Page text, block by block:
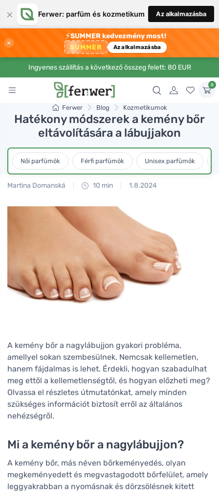
× Ferwer: parfüm és kozmetikum Az alkalmazásba
×
⚡SUMMER kedvezmény most!
SUMMER Az alkalmazásba
Ingyenes szállítás a következő összeg felett: 80 EUR
0
Ferwer Blog Kozmetikumok
Hatékony módszerek a kemény bőr
eltávolítására a lábujjakon
Női parfümök Férfi parfümök Unisex parfümök
Martina Domanská 10 min 1.8.2024
A kemény bőr a nagylábujjon gyakori probléma,
amellyel sokan szembesülnek. Nemcsak kellemetlen,
hanem fájdalmas is lehet. Érdekli, hogyan szabadulhat
meg ettől a kellemetlenségtől, és hogyan előzheti meg?
Olvassa el részletes útmutatónkat, amely minden
szükséges információt biztosít erről az általános
nehézségről.
Mi a kemény bőr a nagylábujjon?
A kemény bőr, más néven bőrkeményedés, olyan
megkeményedett és megvastagodott bőrfelület, amely
leggyakrabban a nyomásnak és dörzsölésnek kitett